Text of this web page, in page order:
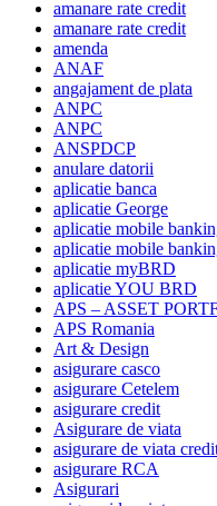
amanare rate credit
amanare rate credit
amenda
ANAF
angajament de plata
ANPC
ANPC
ANSPDCP
anulare datorii
aplicatie banca
aplicatie George
aplicatie mobile
aplicatie mobile
aplicatie myBRD
aplicatie YOU BRD
APS – ASSET
APS Romania
Art & Design
asigurare casco
asigurare Cetelem
asigurare credit
Asigurare de viata
asigurare de viata
asigurare RCA
Asigurari